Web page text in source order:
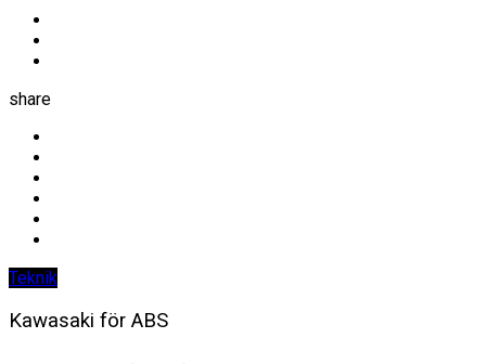
share
Teknik
Kawasaki för ABS